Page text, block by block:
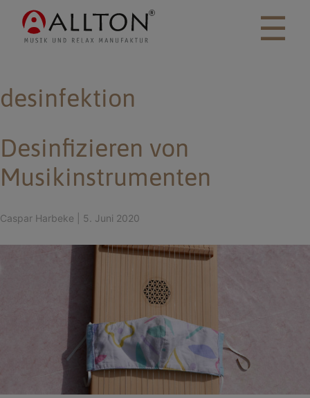
☰
desinfektion
Desinfizieren von
Musikinstrumenten
Caspar Harbeke 5. Juni 2020